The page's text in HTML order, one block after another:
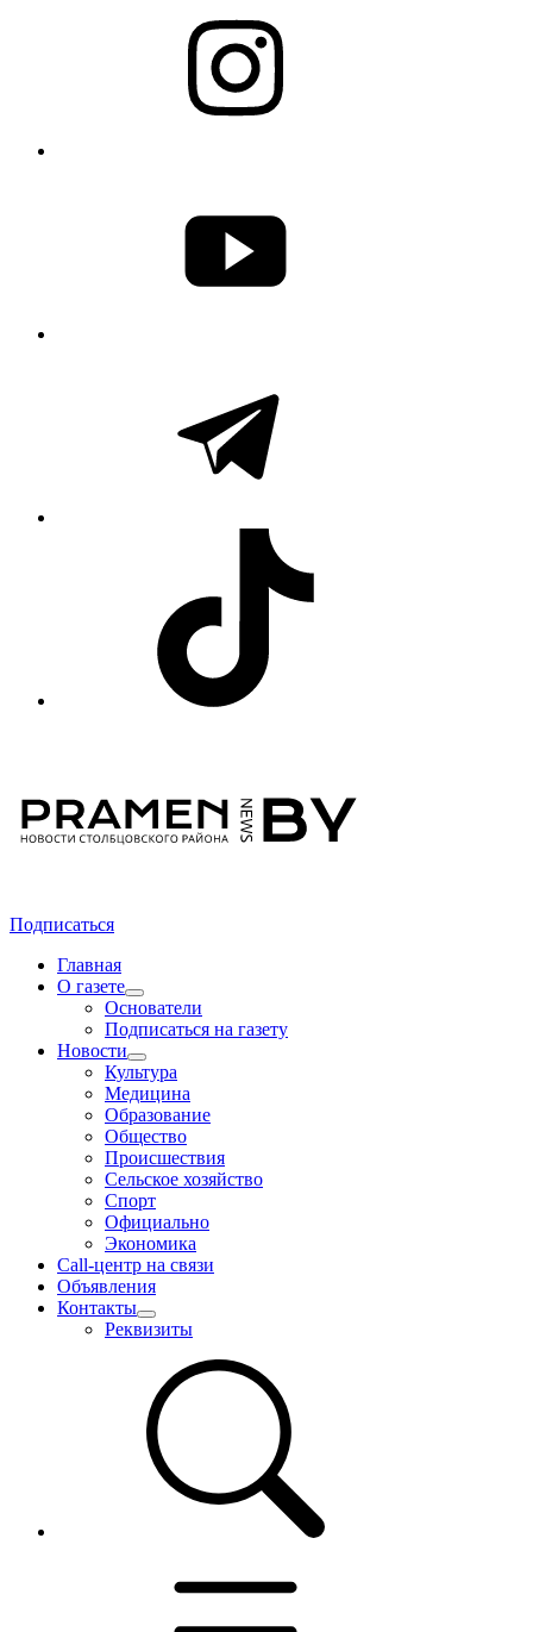
Подписаться
Главная
О газете
Основатели
Подписаться на газету
Новости
Культура
Медицина
Образование
Общество
Происшествия
Сельское хозяйство
Спорт
Официально
Экономика
Call-центр на связи
Объявления
Контакты
Реквизиты